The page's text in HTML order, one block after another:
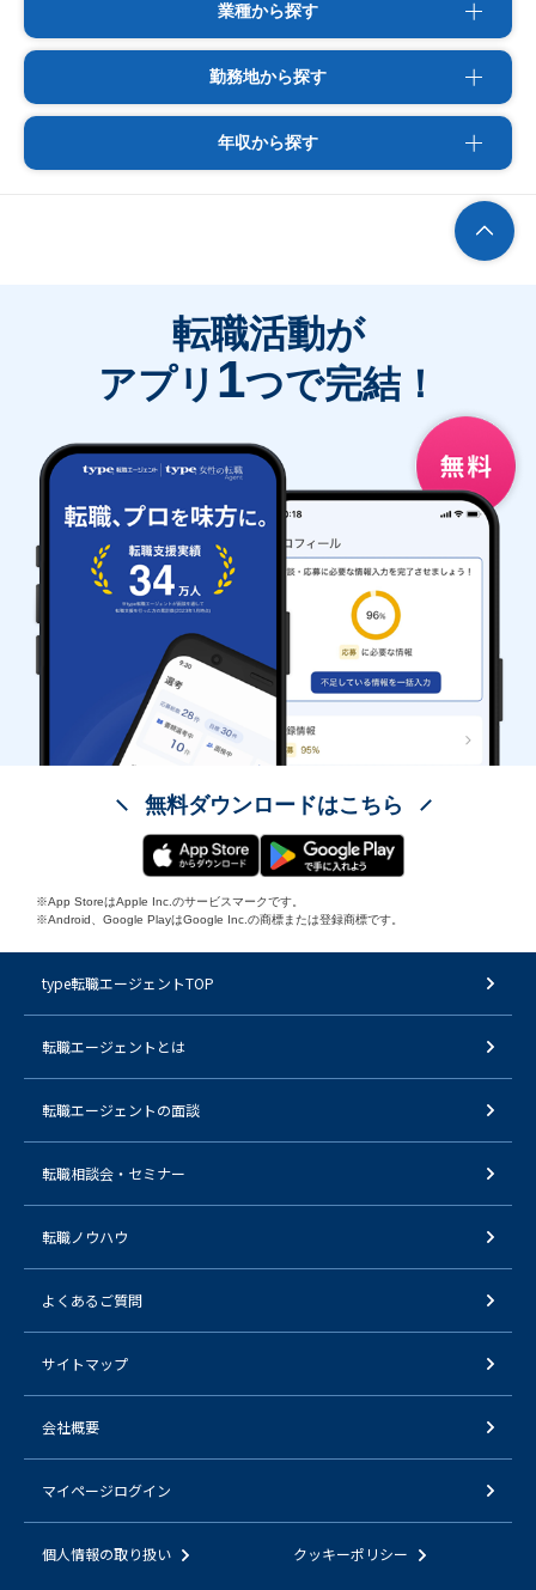
業種から探す
勤務地から探す
年収から探す
転職活動が
アプリ 1つで完結！
無料ダウンロードはこちら
※App StoreはApple Inc.のサービスマークです。
※Android、Google PlayはGoogle Inc.の商標または登録商標です。
type転職エージェントTOP
転職エージェントとは
転職エージェントの面談
転職相談会・セミナー
転職ノウハウ
よくあるご質問
サイトマップ
会社概要
マイページログイン
個人情報の取り扱い クッキーポリシー